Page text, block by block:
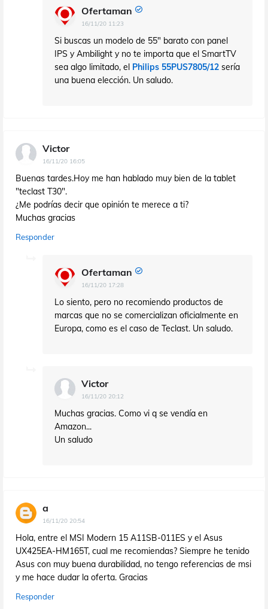
Ofertaman
16/11/20 11:23
Si buscas un modelo de 55" barato con panel
IPS y Ambilight y no te importa que el SmartTV
sea algo limitado, el Philips 55PUS7805/12 sería
una buena elección. Un saludo.
Victor
16/11/20 16:05
Buenas tardes.Hoy me han hablado muy bien de la tablet
"teclast T30".
¿Me podrías decir que opinión te merece a ti?
Muchas gracias
Responder
Ofertaman
16/11/20 17:28
Lo siento, pero no recomiendo productos de
marcas que no se comercializan oficialmente en
Europa, como es el caso de Teclast. Un saludo.
Victor
16/11/20 20:12
Muchas gracias. Como vi q se vendía en
Amazon...
Un saludo
a
16/11/20 20:54
Hola, entre el MSI Modern 15 A11SB-011ES y el Asus
UX425EA-HM165T, cual me recomiendas? Siempre he tenido
Asus con muy buena durabilidad, no tengo referencias de msi
y me hace dudar la oferta. Gracias
Responder